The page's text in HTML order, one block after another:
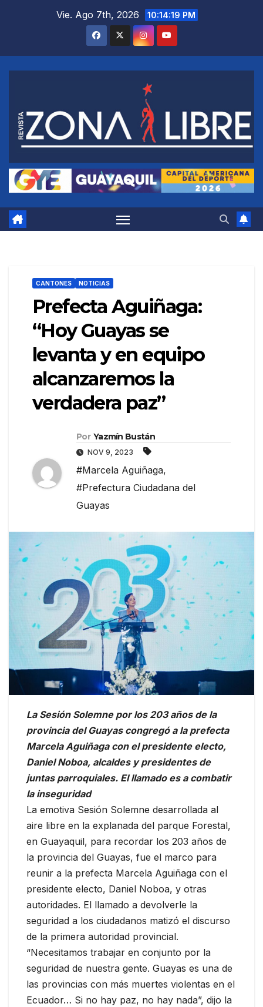
Vie. Ago 7th, 2026 10:14:20 PM
CANTONES NOTICIAS
Prefecta Aguiñaga:
“Hoy Guayas se
levanta y en equipo
alcanzaremos la
verdadera paz”
Por Yazmín Bustán
NOV 9, 2023
#Marcela Aguiñaga,
#Prefectura Ciudadana del
Guayas
La Sesión Solemne por los 203 años de la
provincia del Guayas congregó a la prefecta
Marcela Aguiñaga con el presidente electo,
Daniel Noboa, alcaldes y presidentes de
juntas parroquiales. El llamado es a combatir
la inseguridad
La emotiva Sesión Solemne desarrollada al
aire libre en la explanada del parque Forestal,
en Guayaquil, para recordar los 203 años de
la provincia del Guayas, fue el marco para
reunir a la prefecta Marcela Aguiñaga con el
presidente electo, Daniel Noboa, y otras
autoridades. El llamado a devolverle la
seguridad a los ciudadanos matizó el discurso
de la primera autoridad provincial.
“Necesitamos trabajar en conjunto por la
seguridad de nuestra gente. Guayas es una de
las provincias con más muertes violentas en el
Ecuador… Si no hay paz, no hay nada”, dijo la